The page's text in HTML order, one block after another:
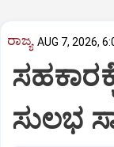
ರಾಜ್ಯ AUG 7, 2026,
ಸುಲಭ